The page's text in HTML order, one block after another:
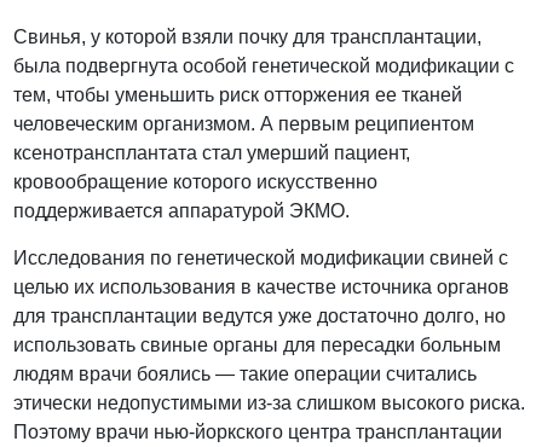
Свинья, у которой взяли почку для трансплантации,
была подвергнута особой генетической модификации с
тем, чтобы уменьшить риск отторжения ее тканей
человеческим организмом. А первым реципиентом
ксенотрансплантата стал умерший пациент,
кровообращение которого искусственно
поддерживается аппаратурой ЭКМО.
Исследования по генетической модификации свиней с
целью их использования в качестве источника органов
для трансплантации ведутся уже достаточно долго, но
использовать свиные органы для пересадки больным
людям врачи боялись — такие операции считались
этически недопустимыми из-за слишком высокого риска.
Поэтому врачи нью-йоркского центра трансплантации